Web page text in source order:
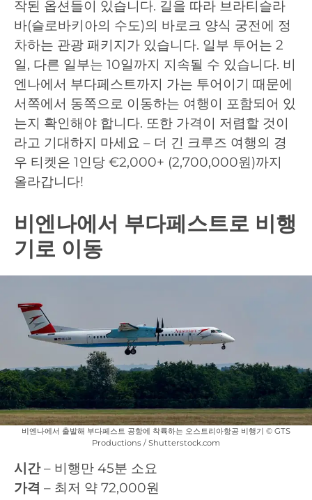
작된 옵션들이 있습니다. 길을 따라 브라티슬라
바(슬로바키아의 수도)의 바로크 양식 궁전에 정
차하는 관광 패키지가 있습니다. 일부 투어는 2
일, 다른 일부는 10일까지 지속될 수 있습니다. 비
엔나에서 부다페스트까지 가는 투어이기 때문에
서쪽에서 동쪽으로 이동하는 여행이 포함되어 있
는지 확인해야 합니다. 또한 가격이 저렴할 것이
라고 기대하지 마세요 – 더 긴 크루즈 여행의 경
우 티켓은 1인당 €2,000+ (2,700,000원)까지
올라갑니다!
비엔나에서 부다페스트로 비행
기로 이동
비엔나에서 출발해 부다페스트 공항에 착륙하는 오스트리아항공 비행기 © GTS
Productions / Shutterstock.com
시간– 비행만 45분 소요
가격 – 최저 약 72,000원